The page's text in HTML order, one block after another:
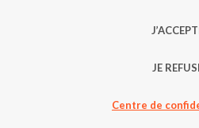
© 2026, Tous droits
JE
Centre de